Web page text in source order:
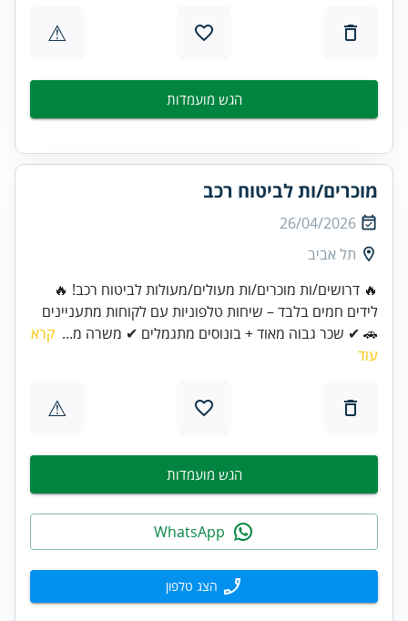
⚠
הגש מועמדות
מוכרים/ות לביטוח רכב
26/04/2026
תל אביב
🔥 דרושים/ות מוכרים/ות מעולים/מעולות לביטוח רכב! 🔥
לידים חמים בלבד – שיחות טלפוניות עם לקוחות מתעניינים
🚗 ✔ שכר גבוה מאוד + בונוסים מתגמלים ✔ משרה מ... קרא
עוד
⚠
הגש מועמדות
הצג טלפון